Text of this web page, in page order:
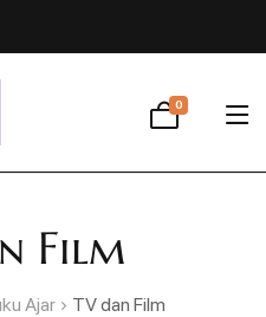
0
Film
Ajar TV dan Film